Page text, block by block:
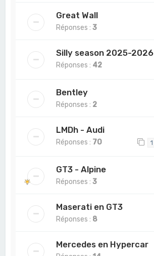
Great Wall
Réponses :3
Silly season 2025-2026
Réponses : 42
Bentley
Réponses : 2
LMDh - Audi
Réponses : 70 1
GT3 - Alpine
Réponses :3
Maserati en GT3
Réponses : 8
Mercedes en Hypercar